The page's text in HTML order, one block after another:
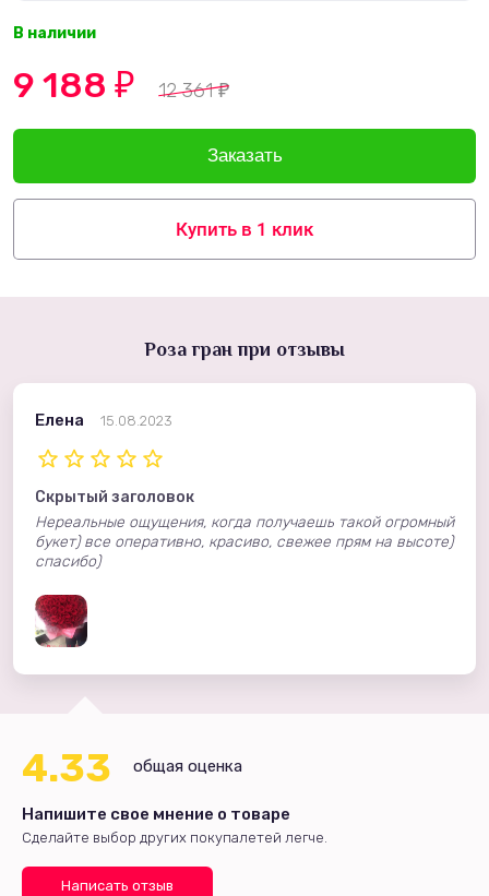
В наличии
9 188 ₽ 12 361₽
Купить в 1 клик
Роза гран при отзывы
Елена 15.08.2023
Скрытый заголовок
Нереальные ощущения, когда получаешь такой огромный
букет) все оперативно, красиво, свежее прям на высоте)
спасибо)
Напишите свое мнение о товаре
Сделайте выбор других покупалетей легче.
Написать отзыв
4.33 общая оценка